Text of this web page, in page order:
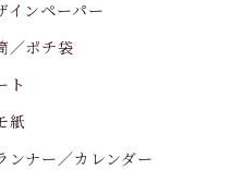
インペーパー
／ポチ袋
ト
紙
ンナー／カレンダー